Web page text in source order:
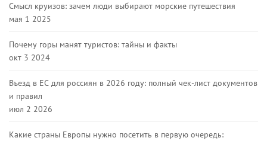
Смысл круизов: зачем люди выбирают морские путешествия
мая 1 2025
Почему горы манят туристов: тайны и факты
окт 3 2024
Въезд в ЕС для россиян в 2026 году: полный чек-лист документов
и правил
июл 2 2026
Какие страны Европы нужно посетить в первую очередь: